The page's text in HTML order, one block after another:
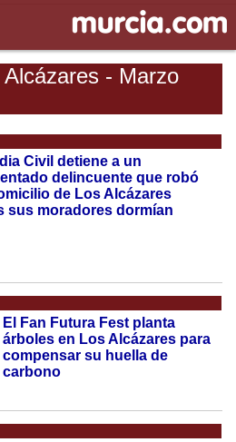
- Marzo
Civil detiene a un
delincuente que robó
de Los Alcázares
sus moradores dormían
El Fan Futura Fest planta
árboles en Los Alcázares para
compensar su huella de
carbono